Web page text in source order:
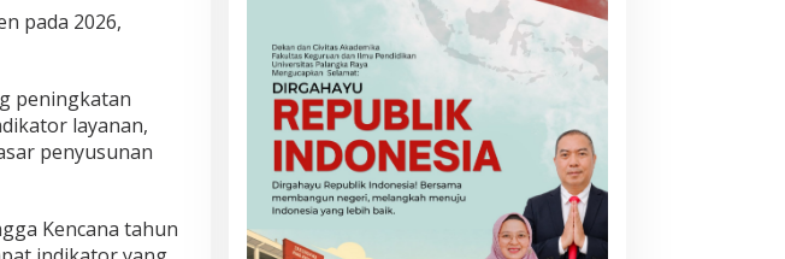
pada 2026,
peningkatan
layanan,
penyusunan
Kencana tahun